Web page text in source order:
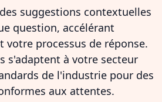
suggestions contextuelles
question, accélérant
votre processus de réponse.
s'adaptent à votre secteur
de l'industrie pour des
aux attentes.